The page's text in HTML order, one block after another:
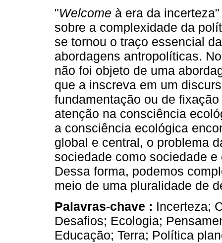
"Welcome à era da
sobre a complexidade da
se tornou o traço essencial
abordagens antropolíticas.
não foi objeto de uma
que a inscreva em um
fundamentação ou de
atenção na consciência
a consciência ecológica
global e central, o problema
sociedade como sociedade
Dessa forma, podemos
meio de uma pluralidade de
Palavras-chave : Incerteza;
Desafios; Ecologia;
Educação; Terra; Política